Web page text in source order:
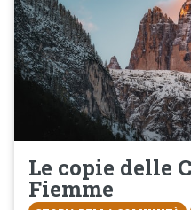
Le copie delle
Fiemme